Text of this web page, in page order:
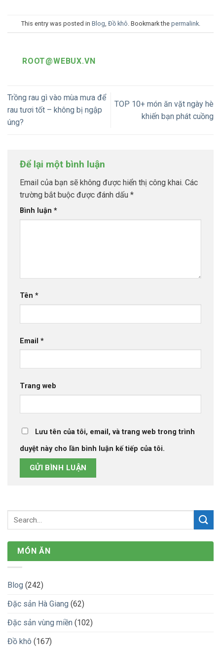
This entry was posted in Blog Đồ khô . Bookmark the permalink.
ROOT@WEBUX.VN
Trồng rau gì vào mùa mưa để
rau tươi tốt – không bị ngập
úng?
TOP 10+ món ăn vặt ngày hè
khiến bạn phát cuồng
Để lại một bình luận
Email của bạn sẽ không được hiển thị công khai. Các
trường bắt buộc được đánh dấu *
Bình luận *
Tên *
Email *
Trang web
Lưu tên của tôi, email, và trang web trong trình
duyệt này cho lần bình luận kế tiếp của tôi.
MÓN ĂN
Blog (242)
Đặc sản Hà Giang (62)
Đặc sản vùng miền (102)
Đồ khô (167)